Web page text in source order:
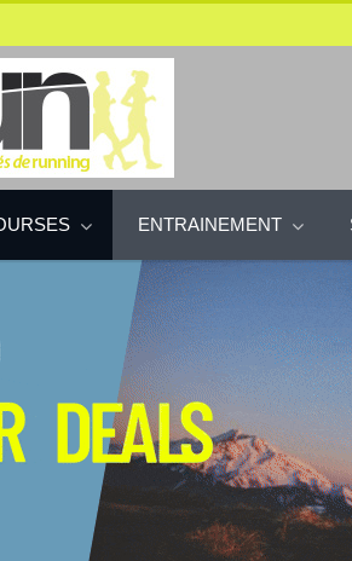
ENTRAINEMENT